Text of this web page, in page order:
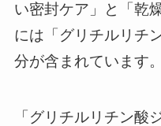
い密封ケア」と「乾
には「グリチルリチ
分が含まれています。
「グリチルリチン酸